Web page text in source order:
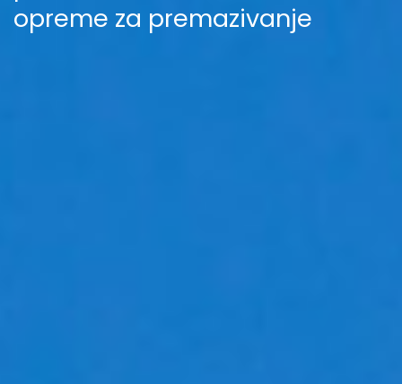
opreme za premazivanje